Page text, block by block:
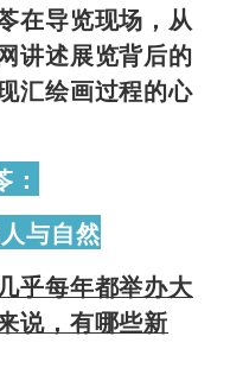
在导览现场，从
讲述展览背后的
汇绘画过程的心
与自然
乎每年都举办大
说，有哪些新